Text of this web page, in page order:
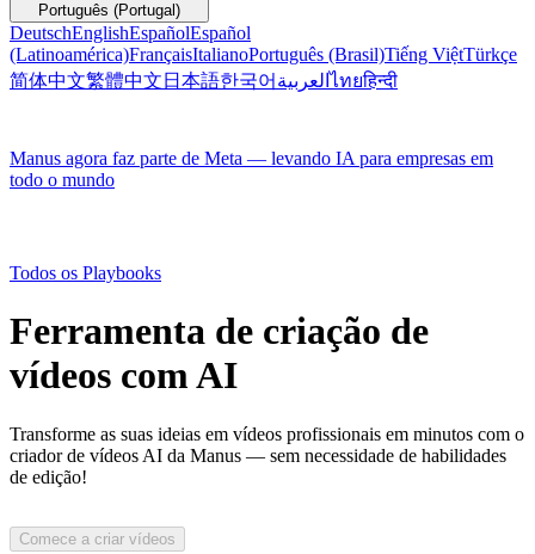
Português (Portugal)
DeutschEnglishEspañolEspañol
(Latinoamérica)FrançaisItalianoPortuguês (Brasil)Tiếng ViệtTürkçe
简体中文繁體中文 日本語한국어 العربيةไทยहिन्दी
Manus agora faz parte de Meta — levando IA para empresas em
todo o mundo
Todos os Playbooks
Ferramenta de criação de
vídeos com AI
Transforme as suas ideias em vídeos profissionais em minutos com o
criador de vídeos AI da Manus — sem necessidade de habilidades
de edição!
Comece a criar vídeos